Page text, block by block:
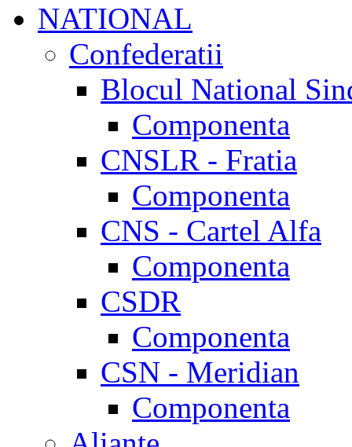
NATIONAL
Confederatii
Blocul National
Componenta
CNSLR - Fratia
Componenta
CNS - Cartel Alfa
Componenta
CSDR
Componenta
CSN - Meridian
Componenta